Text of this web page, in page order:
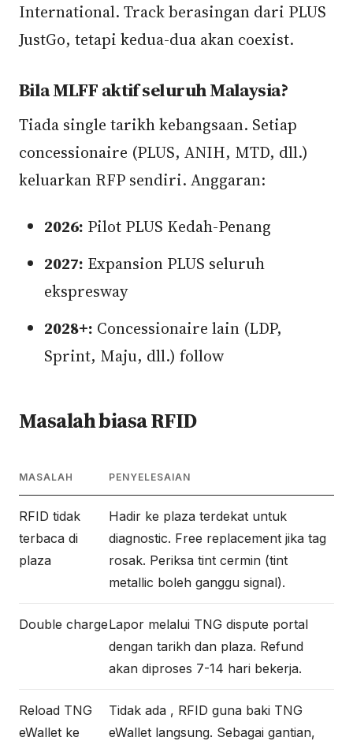
International. Track berasingan dari PLUS
JustGo, tetapi kedua-dua akan coexist.
Bila MLFF aktif seluruh Malaysia?
Tiada single tarikh kebangsaan. Setiap
concessionaire (PLUS, ANIH, MTD, dll.)
keluarkan RFP sendiri. Anggaran:
2026: Pilot PLUS Kedah-Penang
2027: Expansion PLUS seluruh
ekspresway
2028+: Concessionaire lain (LDP,
Sprint, Maju, dll.) follow
Masalah biasa RFID
MASALAH PENYELESAIAN
RFID tidak
terbaca di
plaza
Hadir ke plaza terdekat untuk
diagnostic. Free replacement jika tag
rosak. Periksa tint cermin (tint
metallic boleh ganggu signal).
Double chargeLapor melalui TNG dispute portal
dengan tarikh dan plaza. Refund
akan diproses 7-14 hari bekerja.
Reload TNG
eWallet ke
Tidak ada , RFID guna baki TNG
eWallet langsung. Sebagai gantian,